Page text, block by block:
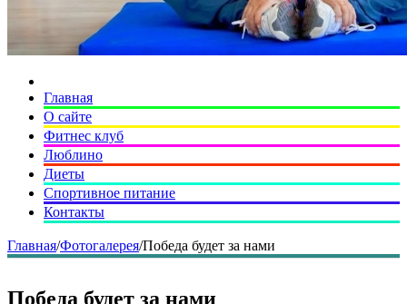
Главная
О сайте
Фитнес клуб
Люблино
Диеты
Спортивное питание
Контакты
Главная/Фотогалерея/Победа будет за нами
Победа будет за нами